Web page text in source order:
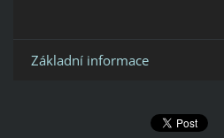
Základní informace